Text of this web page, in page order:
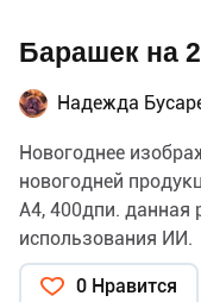
Барашек на
Надежда
Новогоднее
новогодней
А4, 400дпи. данная
использования ИИ.
0 Нравится